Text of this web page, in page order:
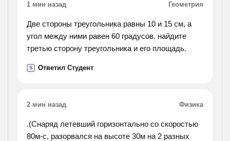
1 мин назад Геометрия
Две стороны треугольника равны 10 и 15 см, а
угол между ними равен 60 градусов. найдите
третью сторону треугольника и его площадь.
S Ответил Студент
2 мин назад Физика
.(Cнаряд летевший горизонтально со скоростью
80м-с, разорвался на высоте 30м на 2 разных